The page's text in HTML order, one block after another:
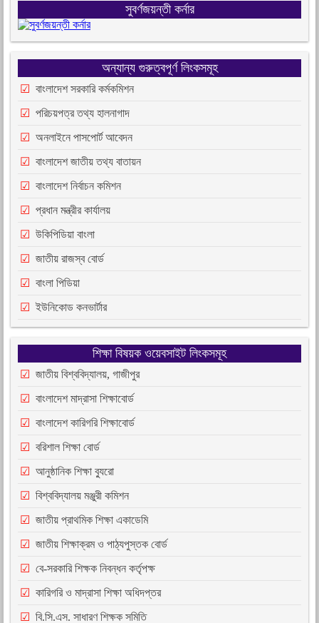
সুবর্ণজয়ন্তী কর্নার
অন্যান্য গুরুত্বপূর্ণ লিংকসমূহ
বাংলাদেশ সরকারি কর্মকমিশন
পরিচয়পত্র তথ্য হালনাগাদ
অনলাইনে পাসপোর্ট আবেদন
বাংলাদেশ জাতীয় তথ্য বাতায়ন
বাংলাদেশ নির্বাচন কমিশন
প্রধান মন্ত্রীর কার্যালয়
উকিপিডিয়া বাংলা
জাতীয় রাজস্ব বোর্ড
বাংলা পিডিয়া
ইউনিকোড কনভার্টার
শিক্ষা বিষয়ক ওয়েবসাইট লিংকসমূহ
জাতীয় বিশ্ববিদ্যালয়, গাজীপুর
বাংলাদেশ মাদ্রাসা শিক্ষাবোর্ড
বাংলাদেশ কারিগরি শিক্ষাবোর্ড
বরিশাল শিক্ষা বোর্ড
আনুষ্ঠানিক শিক্ষা ব্যুরো
বিশ্ববিদ্যালয় মঞ্জুরী কমিশন
জাতীয় প্রাথমিক শিক্ষা একাডেমি
জাতীয় শিক্ষাক্রম ও পাঠ্যপুস্তক বোর্ড
বে-সরকারি শিক্ষক নিবন্ধন কর্তৃপক্ষ
কারিগরি ও মাদ্রাসা শিক্ষা অধিদপ্তর
বি.সি.এস. সাধারণ শিক্ষক সমিতি